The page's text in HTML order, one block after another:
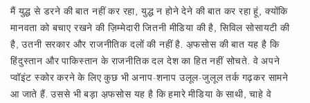
मैं युद्ध से डरने की बात नहीं कर रहा, युद्ध न होने देने की बात कर रहा हूं, क्योंकि
मानवता को बचाए रखने की ज़िम्मेदारी जितनी मीडिया की है, सिविल सोसायटी की
है, उतनी सरकार और राजनीतिक दलों की नहीं है. अ़फसोस की बात यह है कि
हिंदुस्तान और पाकिस्तान के राजनीतिक दल देश का हित नहीं सोचते. वे अपने
प्वॉइंट स्कोर करने के लिए कुछ भी अनाप-शनाप उलूल-जुलूल तर्क गढ़कर सामने
आ जाते हैं. उससे भी बड़ा अ़फसोस यह है कि हमारे मीडिया के साथी, चाहे वे